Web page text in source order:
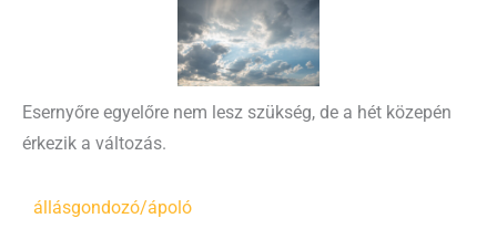
Esernyőre egyelőre nem lesz szükség, de a hét közepén
érkezik a változás.
állásgondozó/ápoló